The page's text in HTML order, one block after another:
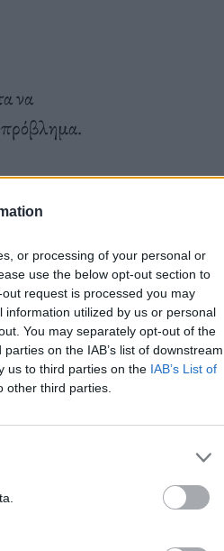
or processing of your personal or
use the below opt-out section to
request is processed you may
utilized by us or personal
You may separately opt-out of the
on the IAB’s list of downstream
us to third parties on the IAB’s List of
other third parties.
να
πρόβλημα.
και